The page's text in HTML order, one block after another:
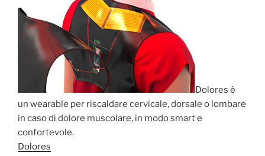
Dolores è
un wearable per riscaldare cervicale, dorsale o lombare
in caso di dolore muscolare, in modo smart e
confortevole.
Dolores